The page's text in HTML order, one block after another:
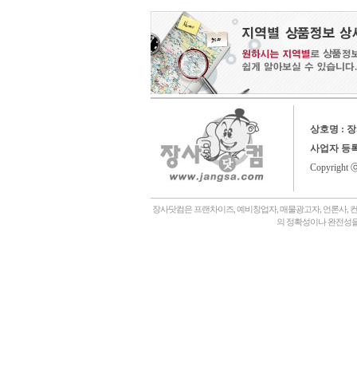
상호명 :
사업자 등
Copyright
장사닷컴은 프랜차이즈, 예비창업자, 매물광고자, 언론사,
의 정확성이나 완전성